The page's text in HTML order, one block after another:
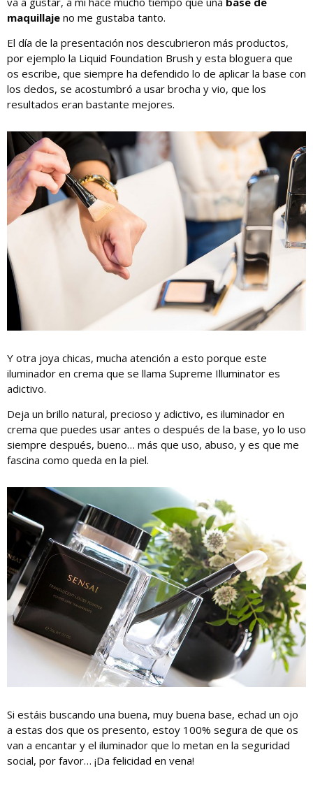
maquillaje no me gustaba tanto.
El día de la presentación nos descubrieron más productos,
por ejemplo la Liquid Foundation Brush y esta bloguera que
os escribe, que siempre ha defendido lo de aplicar la base con
los dedos, se acostumbró a usar brocha y vio, que los
resultados eran bastante mejores.
Y otra joya chicas, mucha atención a esto porque este
iluminador en crema que se llama Supreme Illuminator es
adictivo.
Deja un brillo natural, precioso y adictivo, es iluminador en
crema que puedes usar antes o después de la base, yo lo uso
siempre después, bueno… más que uso, abuso, y es que me
fascina como queda en la piel.
Si estáis buscando una buena, muy buena base, echad un ojo
a estas dos que os presento, estoy 100% segura de que os
van a encantar y el iluminador que lo metan en la seguridad
social, por favor… ¡Da felicidad en vena!